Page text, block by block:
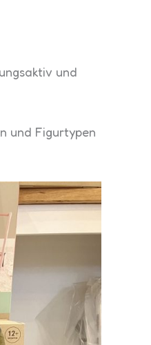
und
und Figurtypen